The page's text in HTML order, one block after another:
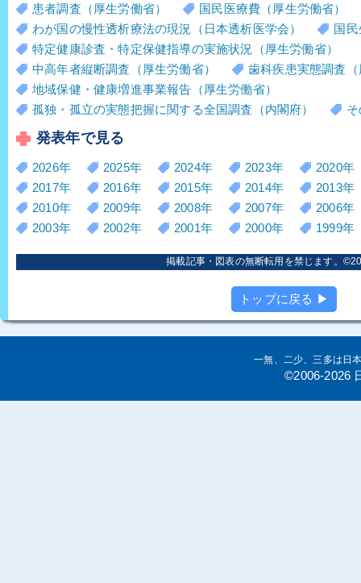
患者調査（厚生労働省）
国民医療費（厚生労働省）
わが国の慢性透析療法の現況（日本透析医学会）
国
特定健康診査・特定保健指導の実施状況（厚生労働省）
中高年者縦断調査（厚生労働省）
歯科疾患実態調査
地域保健・健康増進事業報告（厚生労働省）
孤独・孤立の実態把握に関する全国調査（内閣府）
発表年で見る
2026年 2025年 2024年 2023年
2020年
2017年
2016年 2015年 2014年
2013年
2010年
2009年 2008年 2007年
2006年
2003年
2002年 2001年 2000年 1999年
掲載記事・図表の無断転用を禁じます。
トップに戻る ▶
一無、二少、三多は日
©2006-2026